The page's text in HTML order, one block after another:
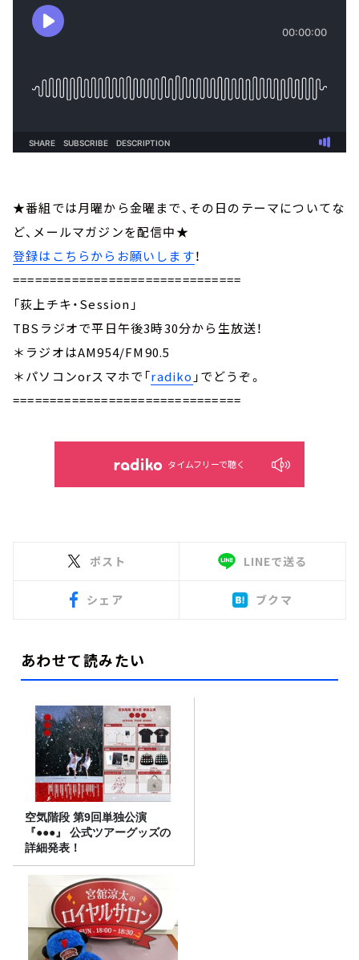
★番組では月曜から金曜まで、その日のテーマについてな
ど、メールマガジンを配信中★
登録はこちらからお願いします！
===============================
「荻上チキ・Session」
TBSラジオで平日午後3時30分から生放送！
＊ラジオはAM954/FM90.5
＊パソコンorスマホで「radiko 」でどうぞ。
===============================
タイムフリーで聴く
ポスト LINEで送る
シェア ブクマ
あわせて読みたい
空気階段 第9回単独公演
『●●●』 公式ツアーグッズの
詳細発表！